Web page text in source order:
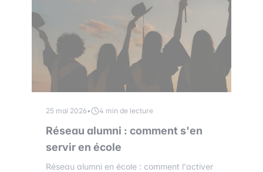
25 mai 2026• 4 min de lecture
Réseau alumni : comment s'en
servir en école
Réseau alumni en école : comment l'activer